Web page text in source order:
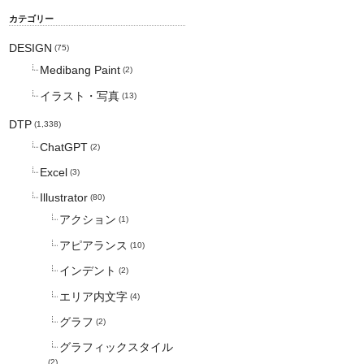
カテゴリー
DESIGN (75)
Medibang Paint (2)
イラスト・写真 (13)
DTP (1,338)
ChatGPT (2)
Excel (3)
Illustrator (80)
アクション (1)
アピアランス (10)
インデント (2)
エリア内文字 (4)
グラフ (2)
グラフィックスタイル